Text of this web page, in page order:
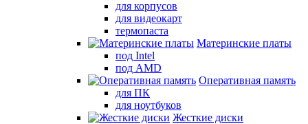
для корпусов
для видеокарт
термопаста
Материнские платы
под Intel
под AMD
Оперативная память
для ПК
для ноутбуков
Жесткие диски